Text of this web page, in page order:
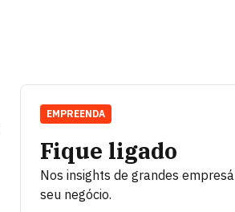
Fique ligado
Nos insights de grandes
seu negócio.
EMPREENDA